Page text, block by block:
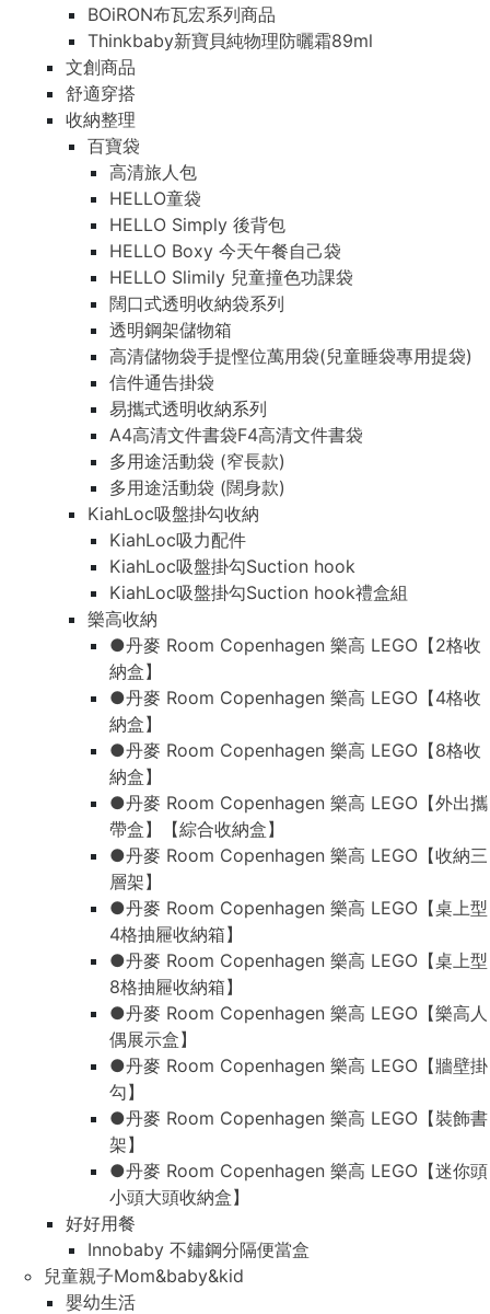
BOiRON布瓦宏系列商品
Thinkbaby新寶貝純物理防曬霜89ml
文創商品
舒適穿搭
收納整理
百寶袋
高清旅人包
HELLO童袋
HELLO Simply 後背包
HELLO Boxy 今天午餐自己袋
HELLO Slimily 兒童撞色功課袋
闊口式透明收納袋系列
透明鋼架儲物箱
高清儲物袋手提慳位萬用袋(兒童睡袋專用提袋)
信件通告掛袋
易攜式透明收納系列
A4高清文件書袋F4高清文件書袋
多用途活動袋 (窄長款)
多用途活動袋 (闊身款)
KiahLoc吸盤掛勾收納
KiahLoc吸力配件
KiahLoc吸盤掛勾Suction hook
KiahLoc吸盤掛勾Suction hook禮盒組
樂高收納
●丹麥 Room Copenhagen 樂高 LEGO【2格收
納盒】
●丹麥 Room Copenhagen 樂高 LEGO【4格收
納盒】
●丹麥 Room Copenhagen 樂高 LEGO【8格收
納盒】
●丹麥 Room Copenhagen 樂高 LEGO【外出攜
帶盒】【綜合收納盒】
●丹麥 Room Copenhagen 樂高 LEGO【收納三
層架】
●丹麥 Room Copenhagen 樂高 LEGO【桌上型
4格抽屜收納箱】
●丹麥 Room Copenhagen 樂高 LEGO【桌上型
8格抽屜收納箱】
●丹麥 Room Copenhagen 樂高 LEGO【樂高人
偶展示盒】
●丹麥 Room Copenhagen 樂高 LEGO【牆壁掛
勾】
●丹麥 Room Copenhagen 樂高 LEGO【裝飾書
架】
●丹麥 Room Copenhagen 樂高 LEGO【迷你頭
小頭大頭收納盒】
好好用餐
Innobaby 不鏽鋼分隔便當盒
兒童親子Mom&baby&kid
嬰幼生活